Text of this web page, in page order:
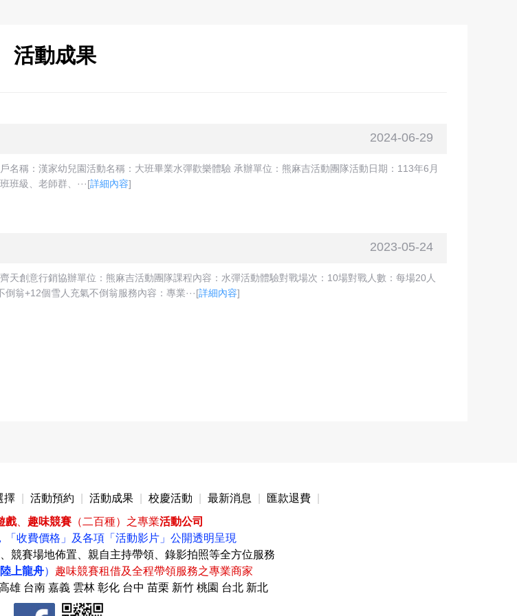
活動成果
2024-06-29
稱：漢家幼兒園活動名稱：大班畢業水彈歡樂體驗 承辦單位：熊麻吉活動團隊活動日期：113年6月
班級、老師群、···[詳細內容]
2023-05-24
創意行銷協辦單位：熊麻吉活動團隊課程內容：水彈活動體驗對戰場次：10場對戰人數：每場20人
翁+12個雪人充氣不倒翁服務內容：專業···[詳細內容]
擇 活動預約 活動成果 校慶活動 最新消息 匯款退費
戲、 趣味競賽 （二百種）之專業活動公司
「收費價格」 及各項 「活動影片」公開透明呈現
競賽場地佈置、親自主持帶領、錄影拍照等全方位服務
陸上龍舟） 趣味競賽租借及全程帶領服務之專業商家
雄 台南 嘉義 雲林 彰化 台中 苗栗 新竹 桃園 台北 新北